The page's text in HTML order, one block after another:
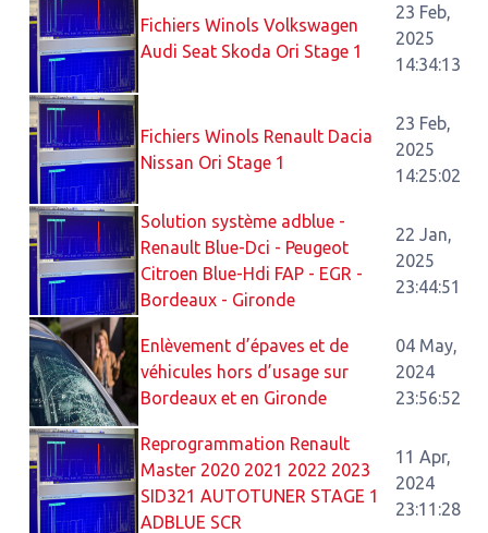
Fichiers Winols Volkswagen
Audi Seat Skoda Ori Stage 1
23 Feb,
2025
14:34:13
Fichiers Winols Renault Dacia
Nissan Ori Stage 1
23 Feb,
2025
14:25:02
Solution système adblue -
Renault Blue-Dci - Peugeot
Citroen Blue-Hdi FAP - EGR -
Bordeaux - Gironde
22 Jan,
2025
23:44:51
Enlèvement d’épaves et de
véhicules hors d’usage sur
Bordeaux et en Gironde
04 May,
2024
23:56:52
Reprogrammation Renault
Master 2020 2021 2022 2023
SID321 AUTOTUNER STAGE 1
ADBLUE SCR
11 Apr,
2024
23:11:28